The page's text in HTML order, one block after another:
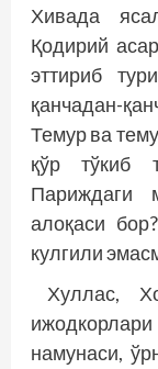
Хивада
Қодирий
эттириб
қанчадан-
Темур ва
қўр тўкиб
Париждаги
алоқаси
кулгили
Хуллас,
намунаси,